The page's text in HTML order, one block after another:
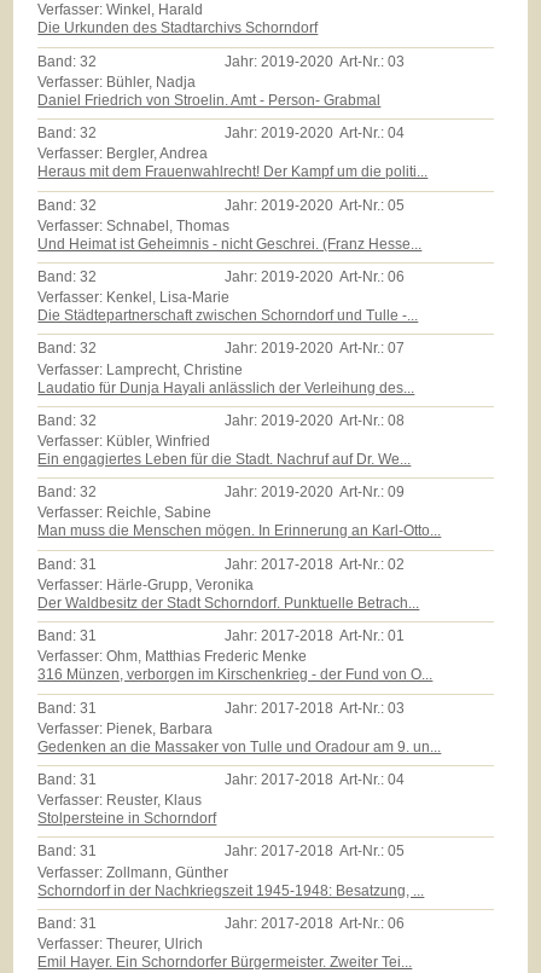
Verfasser: Winkel, Harald
Die Urkunden des Stadtarchivs Schorndorf
Band:32 Jahr: 2019-2020 Art-Nr.:03
Verfasser: Bühler, Nadja
Daniel Friedrich von Stroelin. Amt - Person- Grabmal
Band:32 Jahr:2019-2020 Art-Nr.:04
Verfasser: Bergler, Andrea
Heraus mit dem Frauenwahlrecht! Der Kampf um die politi...
Band:32 Jahr: 2019-2020 Art-Nr.:05
Verfasser: Schnabel, Thomas
Und Heimat ist Geheimnis - nicht Geschrei. (Franz Hesse...
Band:32 Jahr:2019-2020 Art-Nr.:06
Verfasser: Kenkel, Lisa-Marie
Die Städtepartnerschaft zwischen Schorndorf und Tulle -...
Band:32 Jahr:2019-2020 Art-Nr.:07
Verfasser: Lamprecht, Christine
Laudatio für Dunja Hayali anlässlich der Verleihung des...
Band:32 Jahr:2019-2020 Art-Nr.:08
Verfasser: Kübler, Winfried
Ein engagiertes Leben für die Stadt. Nachruf auf Dr. We...
Band:32 Jahr:2019-2020 Art-Nr.:09
Verfasser: Reichle, Sabine
Man muss die Menschen mögen. In Erinnerung an Karl-Otto...
Band:31 Jahr: 2017-2018 Art-Nr.:02
Verfasser: Härle-Grupp, Veronika
Der Waldbesitz der Stadt Schorndorf. Punktuelle Betrach...
Band:31 Jahr:2017-2018 Art-Nr.:01
Verfasser: Ohm, Matthias Frederic Menke
316 Münzen, verborgen im Kirschenkrieg - der Fund von O...
Band:31 Jahr: 2017-2018 Art-Nr.:03
Verfasser: Pienek, Barbara
Gedenken an die Massaker von Tulle und Oradour am 9. un...
Band:31 Jahr:2017-2018 Art-Nr.:04
Verfasser: Reuster, Klaus
Stolpersteine in Schorndorf
Band:31 Jahr:2017-2018 Art-Nr.:05
Verfasser: Zollmann, Günther
Schorndorf in der Nachkriegszeit 1945-1948: Besatzung, ...
Band:31 Jahr:2017-2018 Art-Nr.:06
Verfasser: Theurer, Ulrich
Emil Hayer. Ein Schorndorfer Bürgermeister. Zweiter Tei...